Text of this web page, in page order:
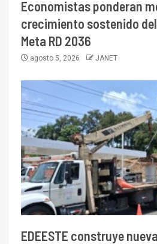
Economistas ponderan
crecimiento sostenido
Meta RD 2036
agosto 5, 2026 JANET
EDEESTE construye